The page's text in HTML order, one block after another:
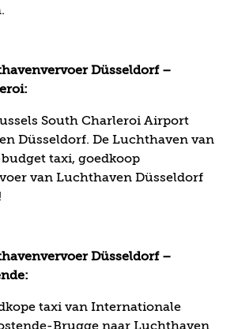
Düsseldorf –
South Charleroi Airport
Düsseldorf. De Luchthaven van
taxi, goedkoop
van Luchthaven Düsseldorf
Düsseldorf –
taxi van Internationale
Brugge naar Luchthaven